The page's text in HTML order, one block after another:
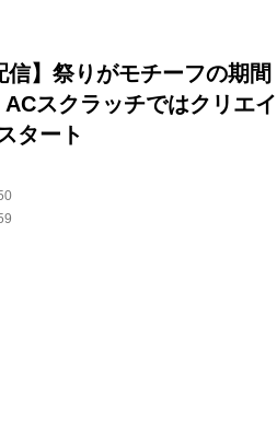
信】祭りがモチーフの期間
スクラッチではクリエイ
タート